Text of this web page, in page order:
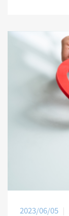
2023/06/05